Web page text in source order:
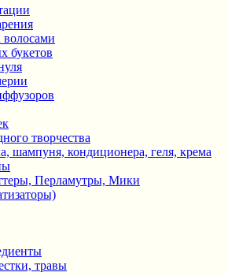
волосами
букетов
творчества
шампуня, кондиционера, геля, крема
Перламутры, Мики
травы